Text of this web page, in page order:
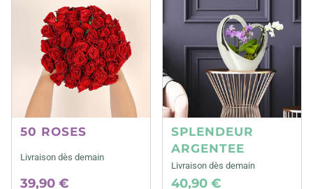
50 ROSES
Livraison dès demain
39,90 €
SPLENDEUR
ARGENTEE
Livraison dès demain
40,90 €